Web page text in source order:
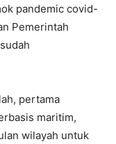
pandemic covid-
Pemerintah
pertama
maritim,
wilayah untuk